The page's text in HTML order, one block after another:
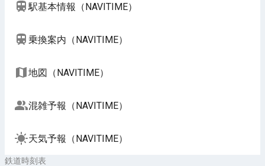
駅基本情報（NAVITIME）
乗換案内（NAVITIME）
地図（NAVITIME）
混雑予報（NAVITIME）
天気予報（NAVITIME）
鉄道時刻表